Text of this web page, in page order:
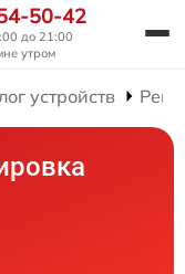
50-42
до 21:00
утром
устройств